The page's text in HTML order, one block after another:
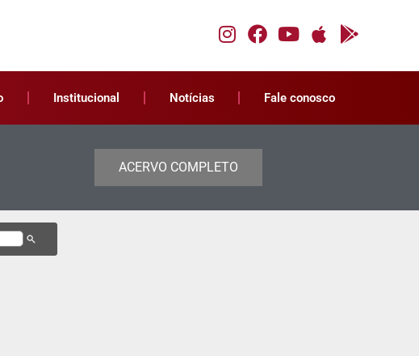
Institucional Notícias Fale conosco
ACERVO COMPLETO